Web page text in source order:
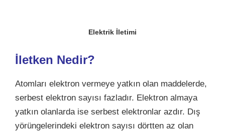
Elektrik İletimi
İletken Nedir?
Atomları elektron vermeye yatkın olan maddelerde,
serbest elektron sayısı fazladır. Elektron almaya
yatkın olanlarda ise serbest elektronlar azdır. Dış
yörüngelerindeki elektron sayısı dörtten az olan